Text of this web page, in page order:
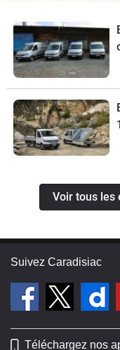
Voir tous les
Suivez Caradisiac
Téléchargez nos